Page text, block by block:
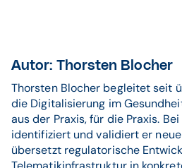
Autor: Thorsten Blocher
Thorsten Blocher begleitet seit
die Digitalisierung im
aus der Praxis, für die Praxis. Bei
identifiziert und validiert er
übersetzt regulatorische